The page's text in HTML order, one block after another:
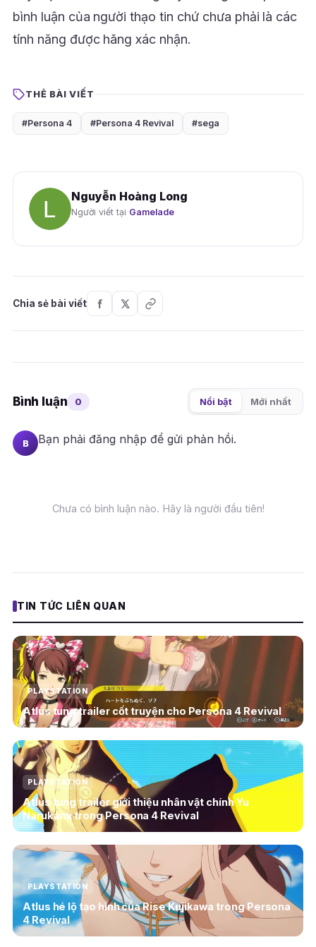
bình luận của người thạo tin chứ chưa phải là các
tính năng được hãng xác nhận.
THẺ BÀI VIẾT
#Persona 4 #Persona 4 Revival #sega
Nguyễn Hoàng Long
Người viết tại Gamelade
Chia sẻ bài viết
Bình luận 0 Nổi bật Mới nhất
B Bạn phải đăng nhập để gửi phản hồi.
Chưa có bình luận nào. Hãy là người đầu tiên!
TIN TỨC LIÊN QUAN
PLAYSTATION
Atlus tung trailer cốt truyện cho Persona 4 Revival
PLAYSTATION
Atlus tung trailer giới thiệu nhân vật chính Yu
Narukami trong Persona 4 Revival
PLAYSTATION
Atlus hé lộ tạo hình của Rise Kujikawa trong Persona
4 Revival